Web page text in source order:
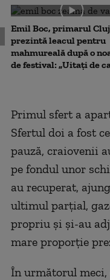
0
secondsVolume
90%
Emil Boc, primarul
prezintă leacul pentru
mahmureală după o
de festival: „Uitați de
Primul sfert a
Sfertul doi a fost
pauză, craiovenii
pe fondul unor
au recuperat,
ultimul parţial,
propriu și și-au
mare proporție
În următorul meci,